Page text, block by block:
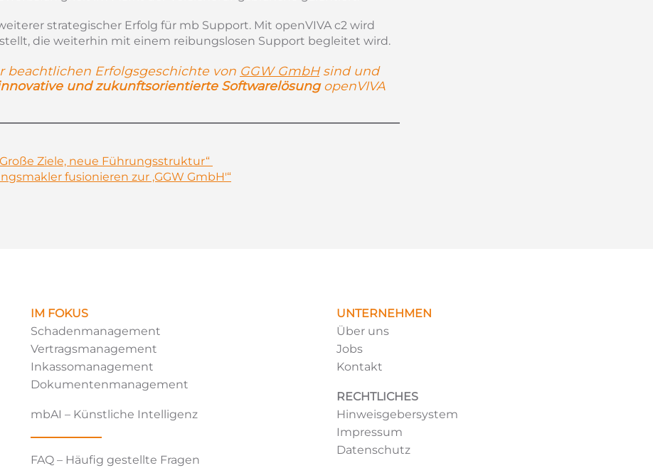
strategischer Erfolg für mb Support. Mit openVIVA c2 wird
die weiterhin mit einem reibungslosen Support begleitet wird.
beachtlichen Erfolgsgeschichte von GGW GmbHsind und
und zukunftsorientierte SoftwarelösungopenVIVA
ße Ziele, neue Führungsstruktur“
fusionieren zur ‚GGW GmbH'“
IM FOKUS
Schadenmanagement
Vertragsmanagement
Inkassomanagement
Dokumentenmanagement
mbAI – Künstliche Intelligenz
FAQ – Häufig gestellte Fragen
UNTERNEHMEN
Über uns
Jobs
Kontakt
RECHTLICHES
Hinweisgebersystem
Impressum
Datenschutz